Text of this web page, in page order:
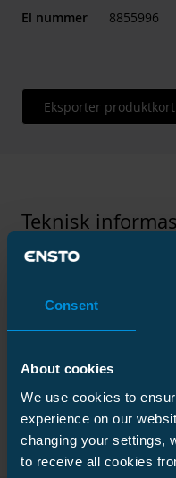
Consent
About cookies
We use cookies to
experience on our
changing your settings,
to receive all cookies
El nummer
8855996
Eksporter produktkort
Teknisk